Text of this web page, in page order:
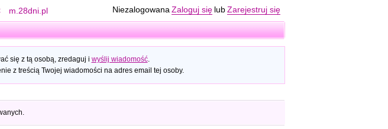
m.28dni.pl Niezalogowana Zaloguj się lub Zarejestruj się
się z tą osobą, zredaguj i wyślij wiadomość.
z treścią Twojej wiadomości na adres email tej osoby.